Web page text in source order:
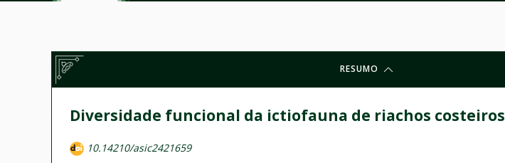
RESUMO
Diversidade funcional da ictiofauna de riachos costeiros
10.14210/asic2421659